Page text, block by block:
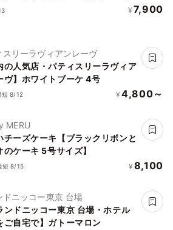
¥ 7,900
スリーラヴィアンレーヴ
の人気店・パティスリーラヴィア
ヴ】ホワイトブーケ 4号
短 8/12 ¥ 4,800～
Candy MERU
チーズケーキ【ブラックリボンと
のケーキ 5号サイズ】
短 8/15 ¥ 8,100
ドニッコー東京 台場
ンドニッコー東京 台場・ホテル
ご自宅で】ガトーマロン